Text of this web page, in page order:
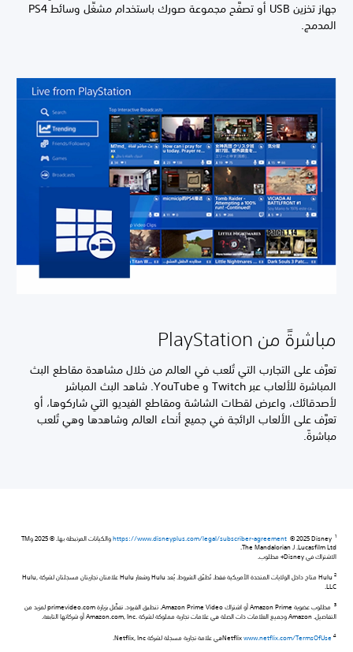
جهاز تخزين USB أو تصفَّح مجموعة صورك باستخدام مشغِّل وسائط PS4
المدمج.
مباشرةً من PlayStation
تعرَّف على التجارب التي تُلعب في العالم من خلال مشاهدة مقاطع البث
المباشرة للألعاب عبر Twitch و YouTube. شاهد البث المباشر
لأصدقائك، واعرض لقطات الشاشة ومقاطع الفيديو التي شاركوها، أو
تعرَّف على الألعاب الرائجة في جميع أنحاء العالم وشاهدها وهي تُلعب
مباشرةً.
1
https://www.disneyplus.com/legal/subscriber-agreement
© 2025 Disney والكيانات المرتبطة بها. © 2025 وTM
Lucasfilm Ltd. لـ The Mandalorian.
الاشتراك في Disney+ مطلوب.
2
Hulu متاح داخل الولايات المتحدة الأمريكية فقط. تُطبّق الشروط. يُعد Hulu وشعار Hulu علامتان تجاريتان مسجلتان لشركة Hulu,
LLC.
3
مطلوب عضوية Amazon Prime أو اشتراك Amazon Prime Video. تنطبق القيود. تفضَّل بزيارة primevideo.com لمزيد من
التفاصيل. Amazon وجميع العلامات ذات الصلة هي علامات تجارية مملوكة لشركة Amazon.com, Inc.‎ أو شركاتها التابعة.
4
www.netflix.com/TermsOfUse